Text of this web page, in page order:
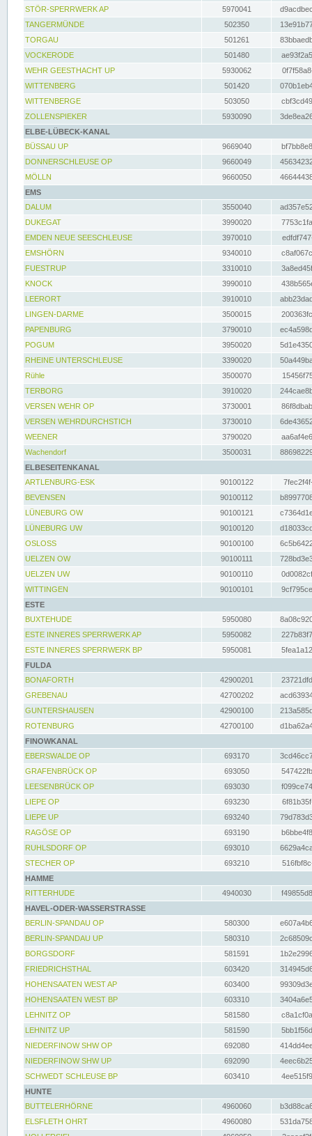
STÖR-SPERRWERK AP 5970041
TANGERMÜNDE
502350
TORGAU
501261
VOCKERODE
501480
WEHR GEESTHACHT UP
5930062
WITTENBERG
501420
WITTENBERGE
503050
ZOLLENSPIEKER
5930090
ELBE-LÜBECK-KANAL
BÜSSAU UP
9669040
DONNERSCHLEUSE OP
9660049
MÖLLN
9660050
EMS
DALUM
3550040
DUKEGAT
3990020
EMDEN NEUE SEESCHLEUSE
3970010
EMSHÖRN
9340010
FUESTRUP
3310010
KNOCK
3990010
LEERORT
3910010
LINGEN-DARME
3500015
PAPENBURG
3790010
POGUM
3950020
RHEINE UNTERSCHLEUSE
3390020
Rühle
3500070
TERBORG
3910020
VERSEN WEHR OP
3730001
VERSEN WEHRDURCHSTICH
3730010
WEENER
3790020
Wachendorf
3500031
ELBESEITENKANAL
ARTLENBURG-ESK
90100122
BEVENSEN
90100112
LÜNEBURG OW
90100121
LÜNEBURG UW
90100120
OSLOSS
90100100
UELZEN OW
90100111
UELZEN UW
90100110
WITTINGEN
90100101
ESTE
BUXTEHUDE
5950080
ESTE INNERES SPERRWERK AP
5950082
ESTE INNERES SPERRWERK BP
5950081
FULDA
BONAFORTH
42900201
GREBENAU
42700202
GUNTERSHAUSEN
42900100
ROTENBURG
42700100
FINOWKANAL
EBERSWALDE OP
693170
GRAFENBRÜCK OP
693050
LEESENBRÜCK OP
693030
LIEPE OP
693230
LIEPE UP
693240
RAGÖSE OP
693190
RUHLSDORF OP
693010
STECHER OP
693210
HAMME
RITTERHUDE
4940030
HAVEL-ODER-WASSERSTRASSE
BERLIN-SPANDAU OP
580300
BERLIN-SPANDAU UP
580310
BORGSDORF
581591
FRIEDRICHSTHAL
603420
HOHENSAATEN WEST AP
603400
HOHENSAATEN WEST BP
603310
LEHNITZ OP
581580
LEHNITZ UP
581590
NIEDERFINOW SHW OP
692080
NIEDERFINOW SHW UP
692090
SCHWEDT SCHLEUSE BP
603410
HUNTE
BUTTELERHÖRNE
4960060
ELSFLETH OHRT
4960080